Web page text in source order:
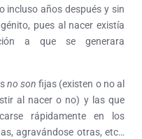
incluso años después y sin
pues al nacer existía
a que se generara
no sonfijas (existen o no al
al nacer o no) y las que
rápidamente en los
agravándose otras, etc…